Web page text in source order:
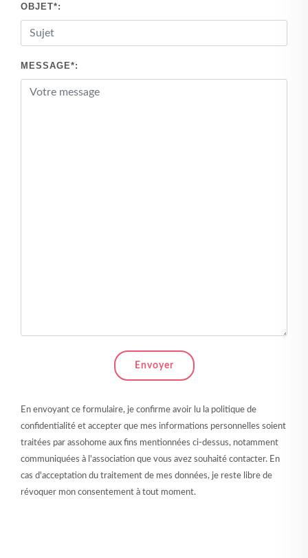
OBJET*:
MESSAGE*:
Envoyer
En envoyant ce formulaire, je confirme avoir lu la politique de
confidentialité et accepter que mes informations personnelles soient
traitées par assohome aux fins mentionnées ci-dessus, notamment
communiquées à l'association que vous avez souhaité contacter. En
cas d'acceptation du traitement de mes données, je reste libre de
révoquer mon consentement à tout moment.